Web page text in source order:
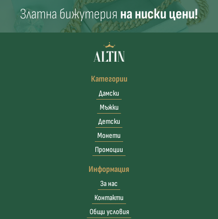
Златна бижутерия на ниски цени!
Категории
Дамски
Мъжки
Детски
Монети
Промоции
Информация
За нас
Контакти
Общи условия